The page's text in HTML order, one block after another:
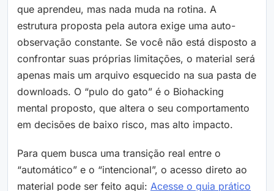
que aprendeu, mas nada muda na rotina. A
estrutura proposta pela autora exige uma auto-
observação constante. Se você não está disposto a
confrontar suas próprias limitações, o material será
apenas mais um arquivo esquecido na sua pasta de
downloads. O “pulo do gato” é o Biohacking
mental proposto, que altera o seu comportamento
em decisões de baixo risco, mas alto impacto.
Para quem busca uma transição real entre o
“automático” e o “intencional”, o acesso direto ao
material pode ser feito aqui: Acesse o guia prático